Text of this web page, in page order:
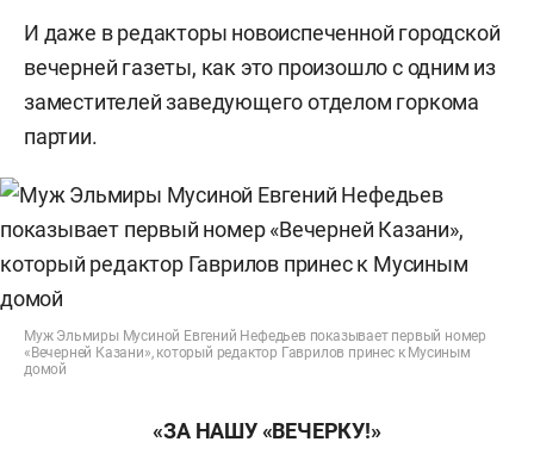
И даже в редакторы новоиспеченной городской
вечерней газеты, как это произошло с одним из
заместителей заведующего отделом горкома
партии.
Муж Эльмиры Мусиной Евгений Нефедьев показывает первый номер
«Вечерней Казани», который редактор Гаврилов принес к Мусиным
домой
«ЗА НАШУ «ВЕЧЕРКУ!»